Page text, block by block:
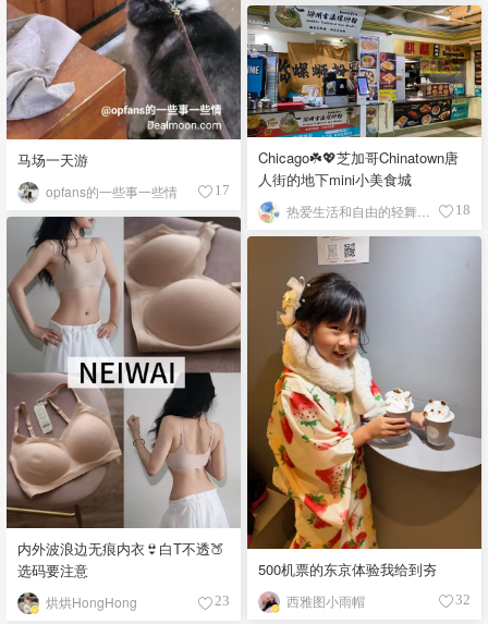
马场一天游
opfans的一些事一些情 17
Chicago☘️💖芝加哥Chinatown唐
人街的地下mini小美食城
18
内外波浪边无痕内衣👙白T不透🍑
选码要注意
烘烘HongHong 23
500机票的东京体验我给到夯
西雅图小雨帽 32